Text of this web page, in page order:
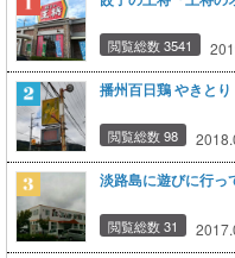
閲覧総数 3541
播州百日鶏 や
閲覧総数 98
淡路島に遊びに行っ
閲覧総数 31